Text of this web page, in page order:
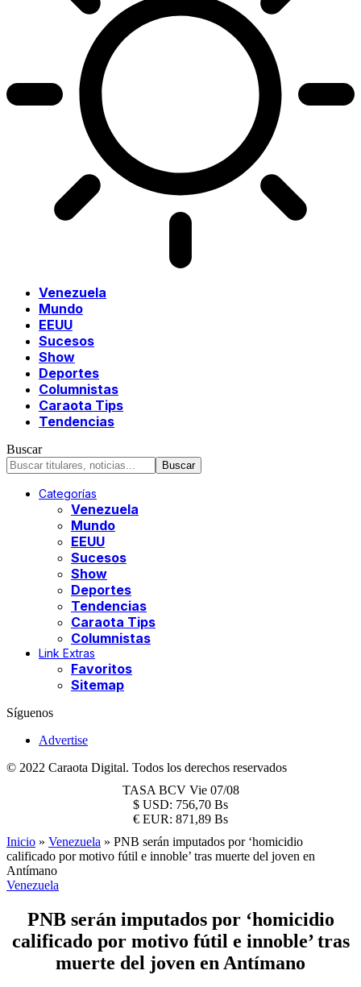
Venezuela
Mundo
EEUU
Sucesos
Show
Deportes
Columnistas
Caraota Tips
Tendencias
Buscar
Categorías
Venezuela
Mundo
EEUU
Sucesos
Show
Deportes
Tendencias
Caraota Tips
Columnistas
Link Extras
Favoritos
Sitemap
Síguenos
Advertise
© 2022 Caraota Digital. Todos los derechos reservados
TASA BCV Vie 07/08
$ USD: 756,70 Bs
€ EUR: 871,89 Bs
Inicio » Venezuela » PNB serán imputados por ‘homicidio
calificado por motivo fútil e innoble’ tras muerte del joven en
Antímano
Venezuela
PNB serán imputados por ‘homicidio
calificado por motivo fútil e innoble’ tras
muerte del joven en Antímano